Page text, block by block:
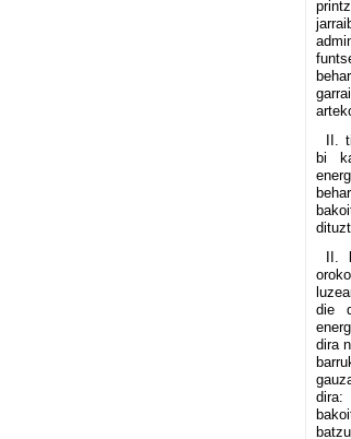
II.
bi
II.
die
dira
dira: